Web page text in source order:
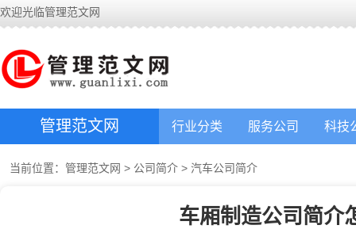
欢迎光临管理范文网
管理范文网 行业分类 服务公司 科技
当前位置： 管理范文网 > 公司简介 > 汽车公司简介
车厢制造公司简介